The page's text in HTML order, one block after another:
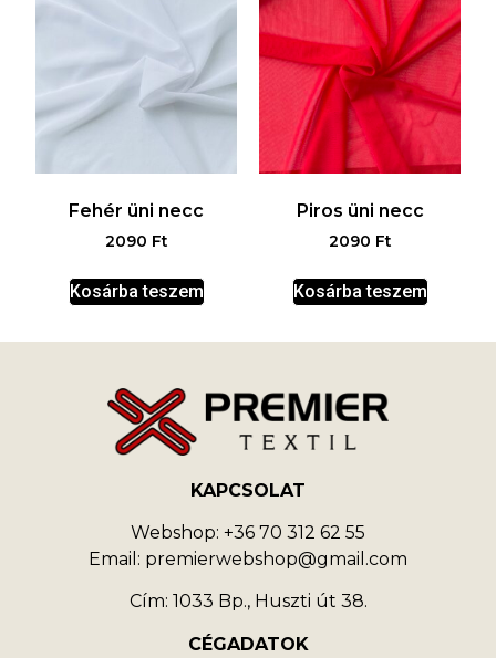
Fehér üni necc
2090 Ft
Kosárba teszem
Piros üni necc
2090 Ft
Kosárba teszem
KAPCSOLAT
Webshop: +36 70 312 62 55
Email: premierwebshop@gmail.com
Cím: 1033 Bp., Huszti út 38.
CÉGADATOK